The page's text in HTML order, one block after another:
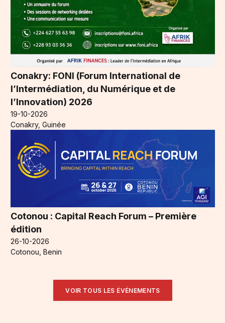
Conakry: FONI (Forum International de
l’Intermédiation, du Numérique et de
l’Innovation) 2026
19-10-2026
Conakry, Guinée
Cotonou : Capital Reach Forum – Première
édition
26-10-2026
Cotonou, Benin
VOIR TOUS LES ÉVÉNEMENTS